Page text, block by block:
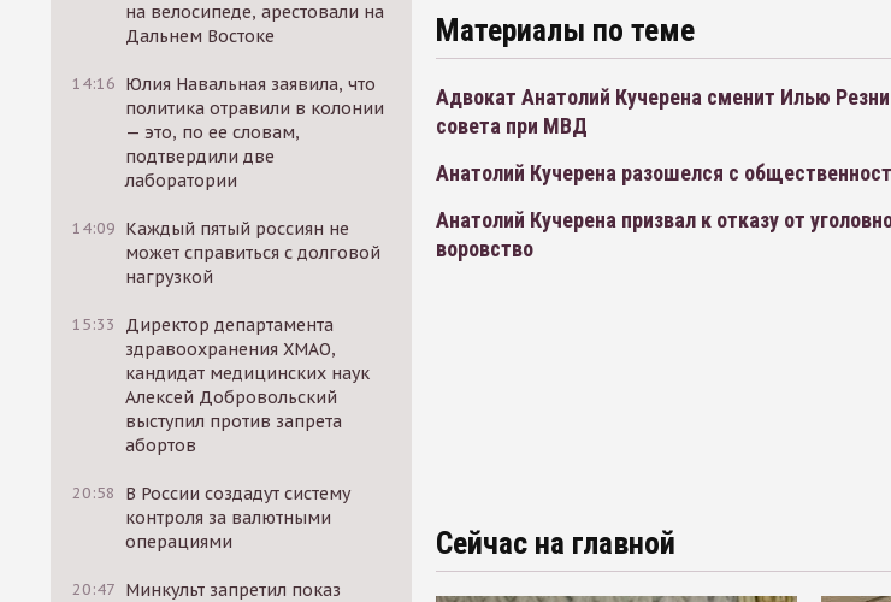
на велосипеде, арестовали на
Дальнем Востоке
14:16 Юлия Навальная заявила, что
политика отравили в колонии
— это, по ее словам,
подтвердили две
лаборатории
14:09 Каждый пятый россиян не
может справиться с долговой
нагрузкой
15:33
Директор департамента
здравоохранения ХМАО,
кандидат медицинских наук
Алексей Добровольский
выступил против запрета
абортов
20:58
В России создадут систему
контроля за валютными
операциями
20:47 Минкульт запретил показ
Материалы по теме
Адвокат Анатолий Кучерена сменит Илью
совета при МВД
Анатолий Кучерена разошелся с
Анатолий Кучерена призвал к отказу от
воровство
Сейчас на главной